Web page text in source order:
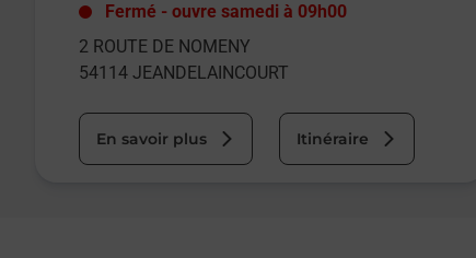
Fermé - ouvre samedi à 09h00
2 ROUTE DE NOMENY
54114 JEANDELAINCOURT
En savoir plus Itinéraire